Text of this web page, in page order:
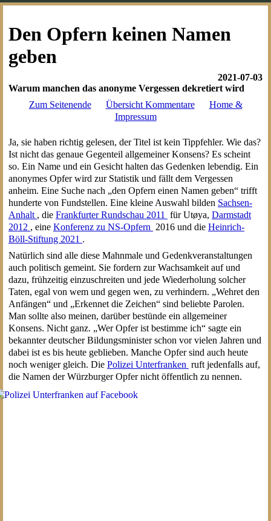
Den Opfern keinen Namen
geben
2021-07-03
Warum manchen das anonyme Vergessen dekretiert wird
Zum Seitenende
Übersicht Kommentare
Home &
Impressum
Ja, sie haben richtig gelesen, der Titel ist kein Tippfehler. Wie das?
Ist nicht das genaue Gegenteil allgemeiner Konsens? Es scheint
so. Ein Name und ein Gesicht halten das Gedenken lebendig. Ein
anonymes Opfer wird zur Statistik und fällt dem Vergessen
anheim. Eine Suche nach „den Opfern einen Namen geben“ trifft
hunderte von Fundstellen. Eine kleine Auswahl bilden Sachsen-
Anhalt , die Frankfurter Rundschau 2011 für Utøya, Darmstadt
2012 , eine Konferenz zu NS-Opfern 2016 und die Heinrich-
Böll-Stiftung 2021 .
Natürlich sind alle diese Mahnmale und Gedenkveranstaltungen
auch politisch gemeint. Sie fordern zur Wachsamkeit auf und
dazu, frühzeitig einzuschreiten und jede Wiederholung solcher
Taten, egal von wem und gegen wen, zu verhindern. „Wehret den
Anfängen“ und „Erkennet die Zeichen“ sind beliebte Parolen.
Man sollte also meinen, darüber bestünde ein allgemeiner
Konsens. Nicht ganz. „Wer Opfer ist bestimme ich“ sagte ein
bekannter deutscher Bildungsminister schon vor vielen Jahren und
dabei ist es bis heute geblieben. Manche Opfer sind auch heute
noch weniger gleich. Die Polizei Unterfranken ruft jedenfalls auf,
die Namen der Würzburger Opfer nicht öffentlich zu nennen.